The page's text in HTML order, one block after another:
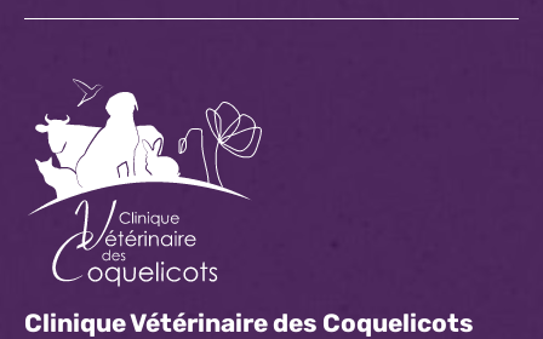
Clinique Vétérinaire des Coquelicots